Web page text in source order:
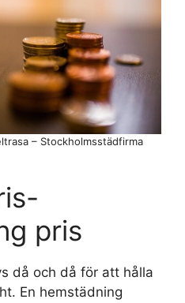
– Stockholmsstädfirma
pris
då och då för att hålla
En hemstädning